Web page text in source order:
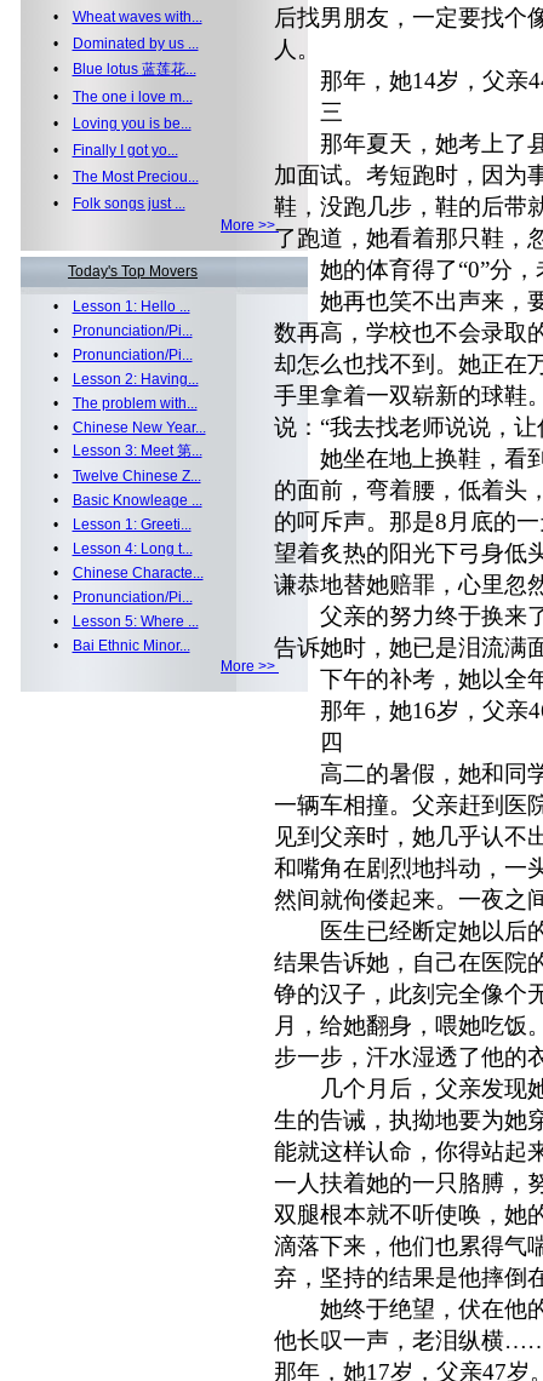
• Wheat waves with...
•
Dominated by us ...
•
Blue lotus 蓝莲花...
• The one i love m...
•
Loving you is be...
•
Finally I got yo...
• The Most Preciou...
•
Folk songs just ...
More >>
Today's Top Movers
•
Lesson 1: Hello ...
•
Pronunciation/Pi...
•
Pronunciation/Pi...
•
Lesson 2: Having...
• The problem with...
• Chinese New Year...
•
Lesson 3: Meet 第...
• Twelve Chinese Z...
•
Basic Knowleage ...
•
Lesson 1: Greeti...
•
Lesson 4: Long t...
• Chinese Characte...
•
Pronunciation/Pi...
•
Lesson 5: Where ...
•
Bai Ethnic Minor...
More >>
后找男朋友，一定要找个
人。
那年，她14岁，父亲
三
那年夏天，她考上了县
加面试。考短跑时，因为
鞋，没跑几步，鞋的后带
了跑道，她看着那只鞋，
她的体育得了“0”分，
她再也笑不出声来，要
数再高，学校也不会录取
却怎么也找不到。她正在
手里拿着一双崭新的球鞋
说：“我去找老师说说，
她坐在地上换鞋，看到
的面前，弯着腰，低着头
的呵斥声。那是8月底的
望着炙热的阳光下弓身低
谦恭地替她赔罪，心里
父亲的努力终于换来了
告诉她时，她已是泪流满
下午的补考，她以全年
那年，她16岁，父亲
四
高二的暑假，她和同学
一辆车相撞。父亲赶到医
见到父亲时，她几乎认不
和嘴角在剧烈地抖动，一
然间就佝偻起来。一夜之
医生已经断定她以后的
结果告诉她，自己在医院
铮的汉子，此刻完全像个
月，给她翻身，喂她吃饭
步一步，汗水湿透了他的
几个月后，父亲发现她
生的告诫，执拗地要为她
能就这样认命，你得站起
一人扶着她的一只胳膊，
双腿根本就不听使唤，她
滴落下来，他们也累得气
弃，坚持的结果是他摔倒
她终于绝望，伏在他的
他长叹一声，老泪纵横
那年，她17岁，父亲47岁